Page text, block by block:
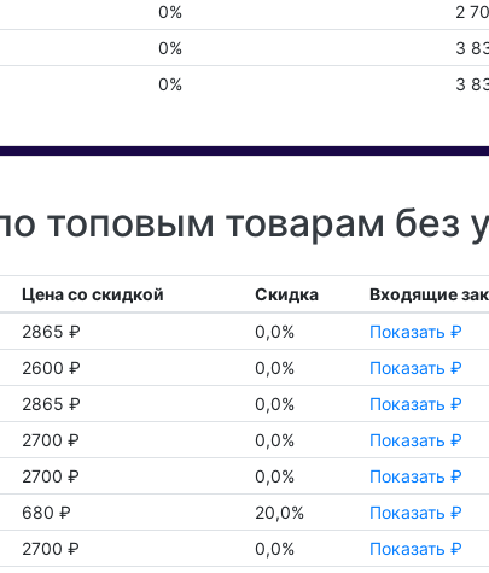
0%
2
0%
3
0% 3
топовым товарам без
Цена со скидкой Скидка Входящие
2865 ₽ 0,0% Показать ₽
2600 ₽ 0,0% Показать ₽
2865 ₽ 0,0% Показать ₽
2700 ₽ 0,0% Показать ₽
2700 ₽ 0,0% Показать ₽
680 ₽ 20,0% Показать ₽
2700 ₽ 0,0% Показать ₽